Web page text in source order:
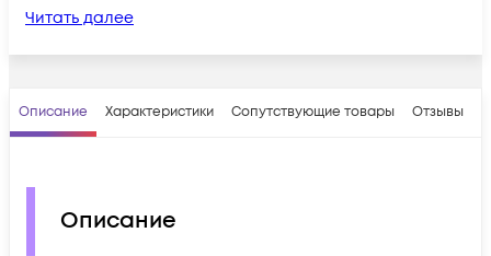
Читать далее
Описание Характеристики Сопутствующие товары Отзывы
Описание